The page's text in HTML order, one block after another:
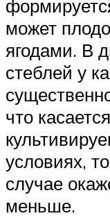
может
ягодами. В
стеблей у
что
условиях,
случае
меньше.